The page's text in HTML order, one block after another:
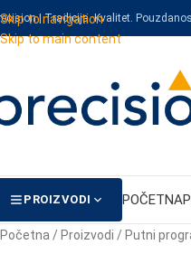
Skip to navigation
Skip to main content
| Tradicija. Kvalitet.
PROIZVODI POČETNA
Početna / Proizvodi / Putni